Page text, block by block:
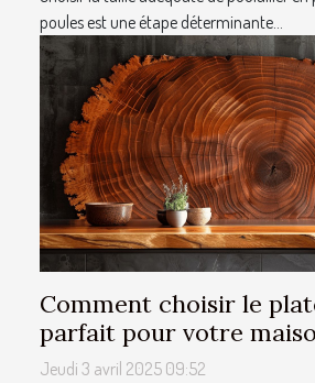
poules est une étape déterminante...
Comment choisir le
parfait pour votre
Jeudi 3 avril 2025 09:52